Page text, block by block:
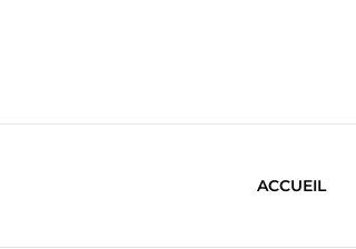
ACCUEIL